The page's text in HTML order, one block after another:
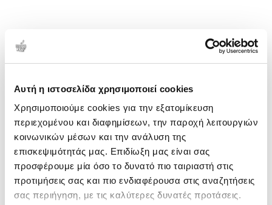
Αυτή η ιστοσελίδα χρησιμοποιεί cookies
Χρησιμοποιούμε cookies για την εξατομίκευση
περιεχομένου και διαφημίσεων, την παροχή λειτουργιών
κοινωνικών μέσων και την ανάλυση της
επισκεψιμότητάς μας. Επιδίωξη μας είναι σας
προσφέρουμε μία όσο το δυνατό πιο ταιριαστή στις
προτιμήσεις σας και πιο ενδιαφέρουσα στις αναζητήσεις
σας περιήγηση, με τις καλύτερες δυνατές προτάσεις.